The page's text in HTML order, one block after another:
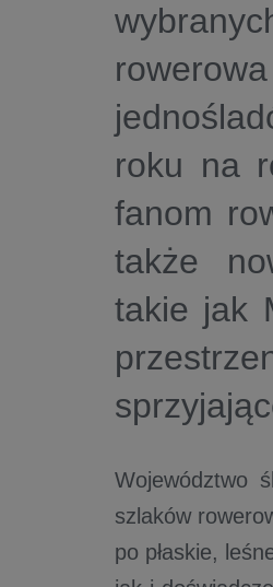
roku na
fanom
także
takie jak
Województwo
szlaków
po płaskie,